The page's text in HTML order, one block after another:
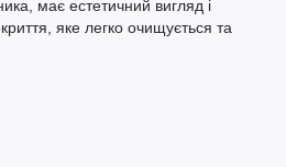
має естетичний вигляд і
яке легко очищується та